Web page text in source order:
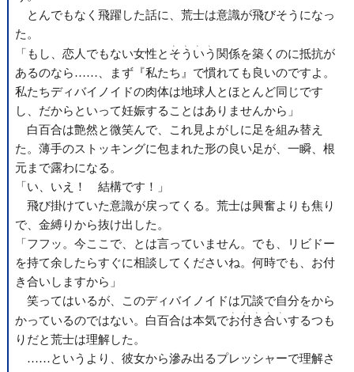
とんでもなく飛躍した話に、荒士は意識が飛びそうになっ
た。
「もし、恋人でもない女性と そういう
、、、、
関係を築くのに抵抗が
あるのなら……、まず『私たち』で慣れても良いのですよ。
私たちディバイノイドの肉体は地球人とほとんど同じです
し、だからといって妊娠することはありませんから」
白百合は艶然と微笑んで、これ見よがしに足を組み替え
た。薄手のストッキングに包まれた形の良い足が、一瞬、根
元まで露わになる。
「い、いえ！ 結構です！」
飛び掛けていた意識が戻ってくる。荒士は興奮よりも焦り
で、金縛りから抜け出した。
「フフッ。今ここで、とは言っていません。でも、リビドー
を持て余したらすぐに相談してくださいね。何時でも、お付
き合いしますから」
笑ってはいるが、このディバイノイドは冗談で自分をから
かっているのではない。白百合は本気でお付き合い
、、、、、
するつも
りだと荒士は理解した。
……というより、彼女から滲み出るプレッシャーで理解さ